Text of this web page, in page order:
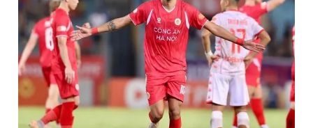
Tổng biên tập: Nguyễn Ngọc Toàn
Phó tổng biên tập thường trực: Hải Thành
Phó tổng biên tập: Lâm Hiếu Dũng
Phó tổng biên tập: Trần Việt Hưng
Tổng thư ký tòa soạn: Đức Trung
Giấy phép xuất bản số 110/GP - BTTTT cấp ngày 24.3.2020
© 2003-2026 Bản quyền thuộc về Báo Thanh Niên. Cấm sao
chép dưới mọi hình thức nếu không có sự chấp thuận bằng văn
bản. Phát triển bởi ePi Technologies, JSC.